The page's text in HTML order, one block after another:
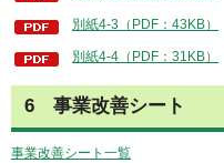
別紙4-3（PDF：43KB）
別紙4-4（PDF：31KB）
6 事業改善シート
事業改善シート一覧